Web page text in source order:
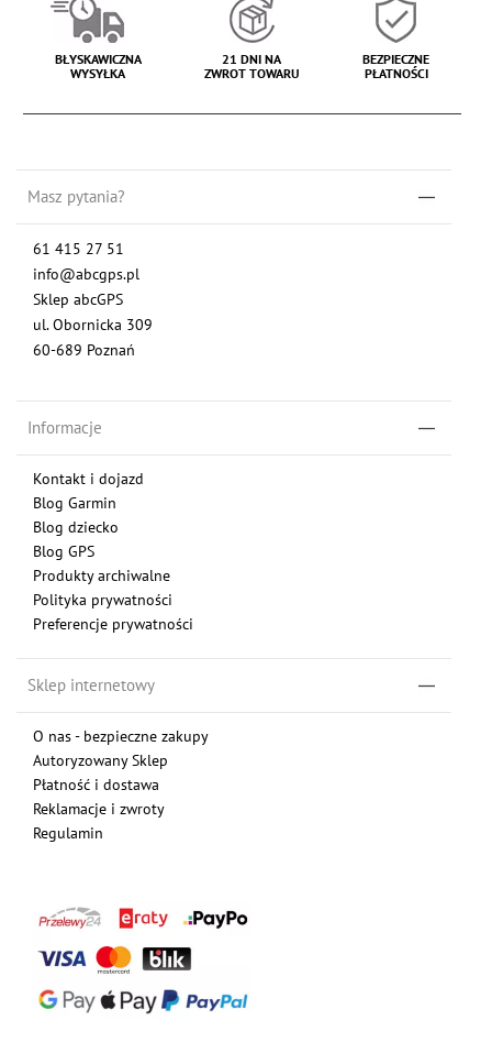
BŁYSKAWICZNA
WYSYŁKA
21 DNI NA
ZWROT TOWARU
BEZPIECZNE
PŁATNOŚCI
Masz pytania?
61 415 27 51
info@abcgps.pl
Sklep abcGPS
ul. Obornicka 309
60-689 Poznań
Informacje
Kontakt i dojazd
Blog Garmin
Blog dziecko
Blog GPS
Produkty archiwalne
Polityka prywatności
Preferencje prywatności
Sklep internetowy
O nas - bezpieczne zakupy
Autoryzowany Sklep
Płatność i dostawa
Reklamacje i zwroty
Regulamin